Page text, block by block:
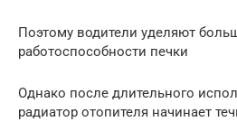
Поэтому водители уделяют
работоспособности печки
Однако после длительного
радиатор отопителя начинает